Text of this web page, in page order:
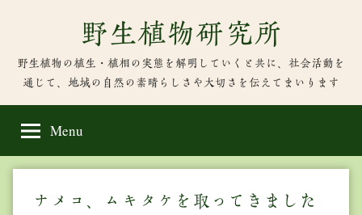
content
野生植物研究所
野生植物の植生・植相の実態を解明していくと共に、社会活動を
通じて、地域の自然の素晴らしさや大切さを伝えてまいります
Menu
ナメコ、ムキタケを取ってきました